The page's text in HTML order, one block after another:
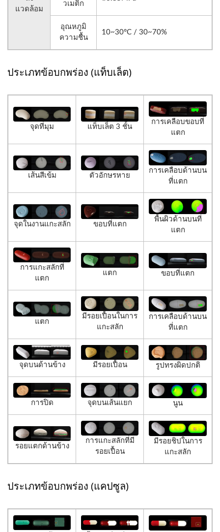
แวดล้อม
วเมติก
อุณหภูมิ
ความชื้น
10~30°C / 30~70%
ประเภทข้อบกพร่อง (แท็บเล็ต)
จุดที่มุม แท็บเล็ต 3 ชั้น
การเคลือบขอบที่
แตก
เส้นสีเข้ม ตัวอักษรหาย
การเคลือบด้านบน
ที่แตก
จุดในงานแกะสลัก ขอบที่แตก
พื้นผิวด้านบนที่
แตก
การแกะสลักที่
แตก
แตก ขอบที่แตก
แตก
มีรอยเปื้อนในการ
แกะสลัก
การเคลือบด้านบน
ที่แตก
จุดบนด้านข้าง มีรอยเปื้อน รูปทรงผิดปกติ
การปิด จุดบนเส้นแยก นูน
รอยแตกด้านข้าง
การแกะสลักที่มี
รอยเปื้อน
มีรอยชิปในการ
แกะสลัก
ประเภทข้อบกพร่อง (แคปซูล)